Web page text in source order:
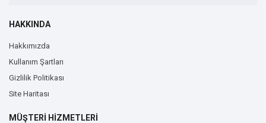
HAKKINDA
Hakkımızda
Kullanım Şartları
Gizlilik Politikası
Site Haritası
MÜŞTERİ HİZMETLERİ